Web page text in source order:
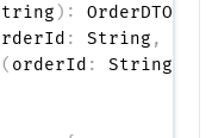
) :
OrderDTO
: String ,
( orderId : String